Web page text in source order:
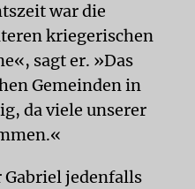
war die
kriegerischen
sagt er. »Das
Gemeinden in
da viele unserer
jedenfalls